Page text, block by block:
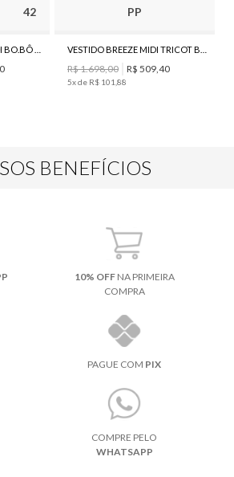
42 PP
R$1.698,00 R$ 509 40
5x de R$ 101 88
BENEFÍCIOS
10% OFFNA PRIMEIRA
COMPRA
PAGUE COM PIX
COMPRE PELO
WHATSAPP